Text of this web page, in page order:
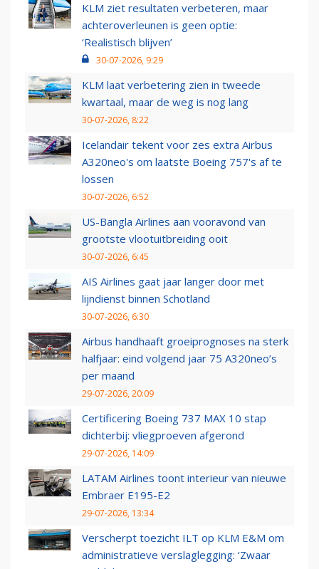
KLM ziet resultaten verbeteren, maar
achteroverleunen is geen optie:
‘Realistisch blijven’
30-07-2026, 9:29
KLM laat verbetering zien in tweede
kwartaal, maar de weg is nog lang
30-07-2026, 8:22
Icelandair tekent voor zes extra Airbus
A320neo's om laatste Boeing 757's af te
lossen
30-07-2026, 6:52
US-Bangla Airlines aan vooravond van
grootste vlootuitbreiding ooit
30-07-2026, 6:45
AIS Airlines gaat jaar langer door met
lijndienst binnen Schotland
30-07-2026, 6:30
Airbus handhaaft groeiprognoses na sterk
halfjaar: eind volgend jaar 75 A320neo’s
per maand
29-07-2026, 20:09
Certificering Boeing 737 MAX 10 stap
dichterbij: vliegproeven afgerond
29-07-2026, 14:09
LATAM Airlines toont interieur van nieuwe
Embraer E195-E2
29-07-2026, 13:34
Verscherpt toezicht ILT op KLM E&M om
administratieve verslaglegging: ‘Zwaar